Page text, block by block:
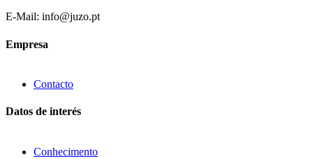
E-Mail: info@juzo.pt
Empresa
Contacto
Datos de interés
Conhecimento